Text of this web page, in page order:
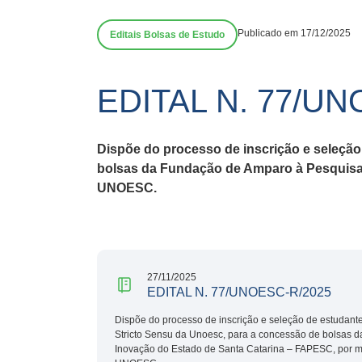
Editais Bolsas de Estudo Publicado em 17/12/2025
EDITAL N. 77/
Dispõe do processo de inscrição e
bolsas da Fundação de Amparo à
UNOESC.
27/11/2025
EDITAL N. 77/UNOESC-R/2025
Dispõe do processo de inscrição e seleção de
Stricto Sensu da Unoesc, para a concessão de bolsas
Inovação do Estado de Santa Catarina – FAPESC, por